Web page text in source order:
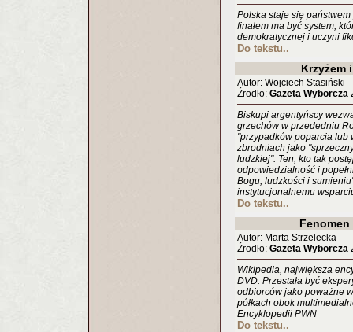
Polska staje się
finałem ma być system,
demokratycznej i uczyni
Do tekstu..
Krzyżem
Autor: Wojciech Stasiński
Źrodło: Gazeta Wyborcza
Biskupi argentyńscy
grzechów w przededniu
"przypadków poparcia lub
zbrodniach jako
ludzkiej". Ten, kto tak
odpowiedzialność i
Bogu, ludzkości i
instytucjonalnemu
Do tekstu..
Autor: Marta Strzelecka
Źrodło: Gazeta Wyborcza
Wikipedia, największa
DVD. Przestała być
odbiorców jako poważne
półkach obok
Encyklopedii PWN
Do tekstu..